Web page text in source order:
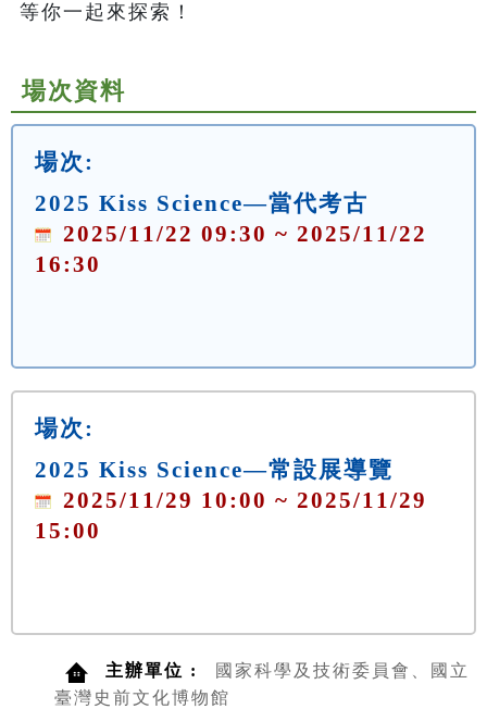
等你一起來探索！
場次資料
場次:
2025 Kiss Science—當代考古
2025/11/22 09:30 ~ 2025/11/22
16:30
場次:
2025 Kiss Science—常設展導覽
2025/11/29 10:00 ~ 2025/11/29
15:00
主辦單位 :
國家科學及技術委員會、國立
臺灣史前文化博物館